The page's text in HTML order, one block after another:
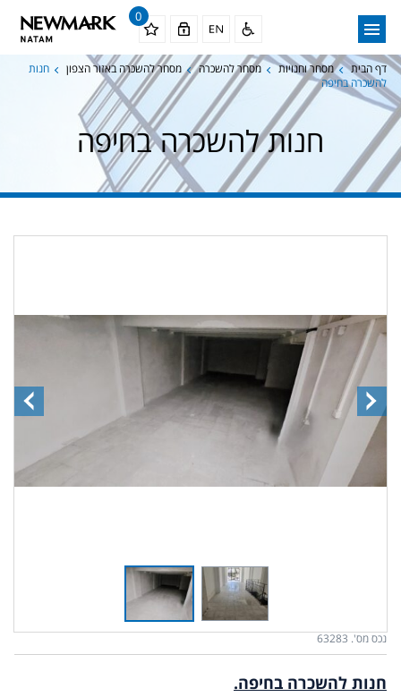
0
דף הבית מסחר וחנויות מסחר להשכרה מסחר להשכרה באזור הצפון
חנות
להשכרה בחיפה
חנות להשכרה בחיפה
נכס מס'. 63283
חנות להשכרה בחיפה.